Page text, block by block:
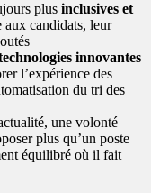
plus inclusives et
aux candidats, leur
innovantes
l’expérience des
du tri des
une volonté
plus qu’un poste
équilibré où il fait